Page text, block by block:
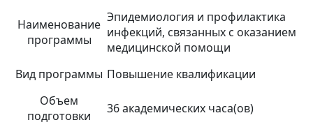
Наименование
программы
Эпидемиология и профилактика
инфекций, связанных с оказанием
медицинской помощи
Вид программы Повышение квалификации
Объем
подготовки
36 академических часа(ов)